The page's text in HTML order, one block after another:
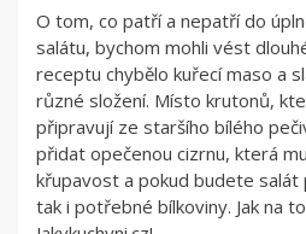
O tom, co patří a nepatří do
salátu, bychom mohli vést
receptu chybělo kuřecí maso a
různé složení. Místo krutonů,
připravují ze staršího bílého
přidat opečenou cizrnu, která
křupavost a pokud budete
tak i potřebné bílkoviny. Jak na